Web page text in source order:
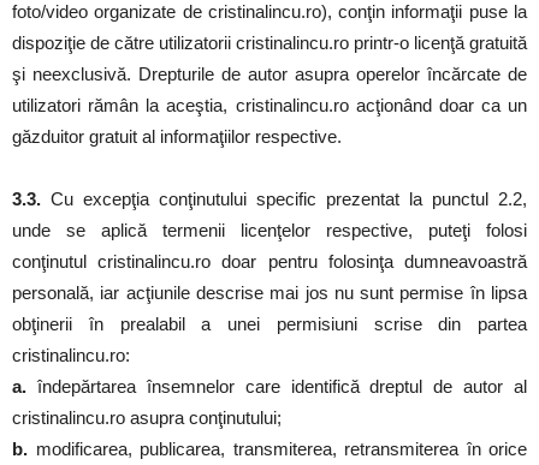
foto/video organizate de cristinalincu.ro), conţin informaţii puse la
dispoziţie de către utilizatorii cristinalincu.ro printr-o licenţă gratuită
şi neexclusivă. Drepturile de autor asupra operelor încărcate de
utilizatori rămân la aceştia, cristinalincu.ro acţionând doar ca un
găzduitor gratuit al informaţiilor respective.
3.3. Cu excepţia conţinutului specific prezentat la punctul 2.2,
unde se aplică termenii licenţelor respective, puteţi folosi
conţinutul cristinalincu.ro doar pentru folosinţa dumneavoastră
personală, iar acţiunile descrise mai jos nu sunt permise în lipsa
obţinerii în prealabil a unei permisiuni scrise din partea
cristinalincu.ro:
a. îndepărtarea însemnelor care identifică dreptul de autor al
cristinalincu.ro asupra conţinutului;
b. modificarea, publicarea, transmiterea, retransmiterea în orice